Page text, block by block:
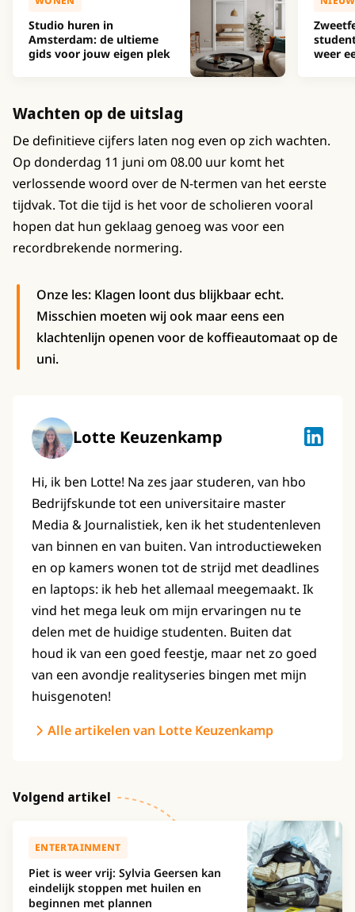
Studio huren in
Amsterdam: de ultieme
gids voor jouw eigen plek
weer
Wachten op de uitslag
De definitieve cijfers laten nog even op zich wachten.
Op donderdag 11 juni om 08.00 uur komt het
verlossende woord over de N-termen van het eerste
tijdvak. Tot die tijd is het voor de scholieren vooral
hopen dat hun geklaag genoeg was voor een
recordbrekende normering.
Onze les: Klagen loont dus blijkbaar echt.
Misschien moeten wij ook maar eens een
klachtenlijn openen voor de koffieautomaat op de
uni.
Lotte Keuzenkamp Lotte
Hi, ik ben Lotte! Na zes jaar studeren, van hbo
Bedrijfskunde tot een universitaire master
Media & Journalistiek, ken ik het studentenleven
van binnen en van buiten. Van introductieweken
en op kamers wonen tot de strijd met deadlines
en laptops: ik heb het allemaal meegemaakt. Ik
vind het mega leuk om mijn ervaringen nu te
delen met de huidige studenten. Buiten dat
houd ik van een goed feestje, maar net zo goed
van een avondje realityseries bingen met mijn
huisgenoten!
Alle artikelen van Lotte Keuzenkamp
Volgend artikel
ENTERTAINMENT
Piet is weer vrij: Sylvia Geersen kan
eindelijk stoppen met huilen en
beginnen met plannen